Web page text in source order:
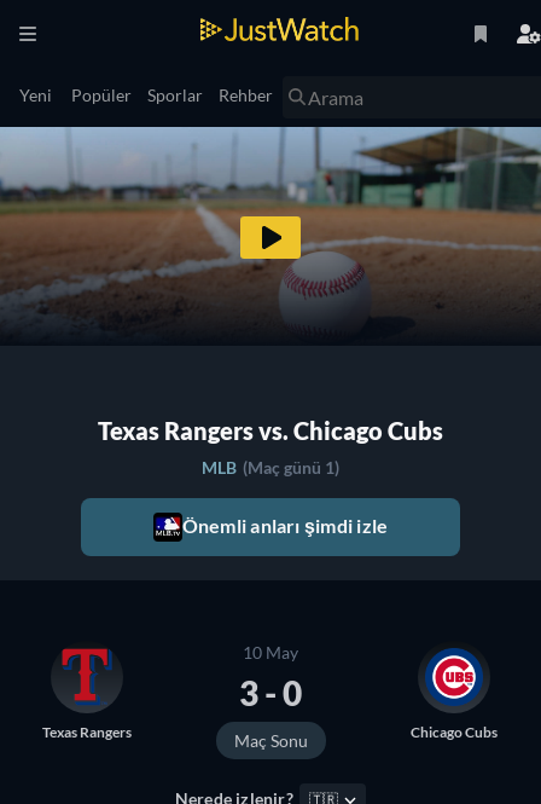
Yeni Popüler Sporlar Rehber
Texas Rangers vs. Chicago Cubs
MLB (Maç günü 1)
Önemli anları şimdi izle
Texas Rangers
10 May
3 - 0
Maç Sonu Chicago Cubs
Nerede izlenir? 🇹🇷